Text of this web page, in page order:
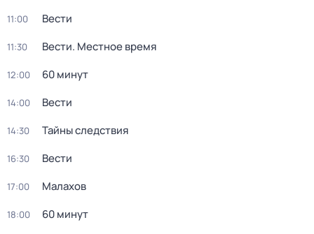
11:00 Вести
11:30 Вести. Местное время
12:00 60 минут
14:00 Вести
14:30 Тайны следствия
16:30 Вести
17:00 Малахов
18:00 60 минут